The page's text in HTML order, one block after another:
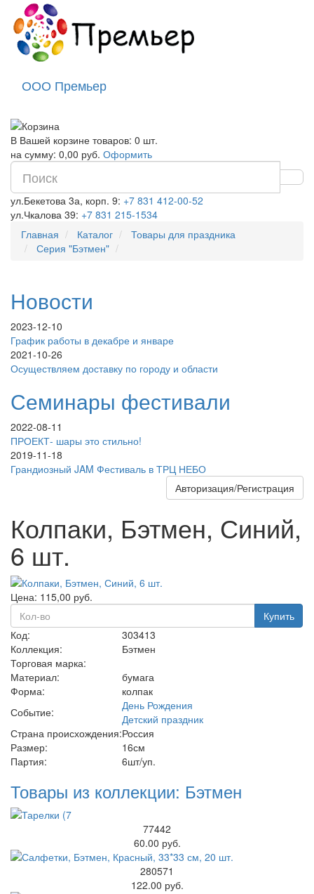
ООО Премьер
В Вашей корзине товаров: 0 шт.
на сумму: 0,00 руб. Оформить
ул.Бекетова 3а, корп. 9: +7 831 412-00-52
ул.Чкалова 39: +7 831 215-1534
Главная
Каталог
Товары для праздника
Серия "Бэтмен"
Новости
2023-12-10
График работы в декабре и январе
2021-10-26
Осуществляем доставку по городу и области
Семинары фестивали
2022-08-11
ПРОЕКТ- шары это стильно!
2019-11-18
Грандиозный JAM Фестиваль в ТРЦ НЕБО
Авторизация/Регистрация
Колпаки, Бэтмен, Синий,
6 шт.
Цена: 115,00 руб.
Купить
Код:
303413
Коллекция:
Бэтмен
Торговая марка:
Материал:
бумага
Форма:
колпак
Событие:
День Рождения
Детский праздник
Страна происхождения:Россия
Размер:
16см
Партия:
6шт/уп.
Товары из коллекции: Бэтмен
77442
60.00 руб.
280571
122.00 руб.